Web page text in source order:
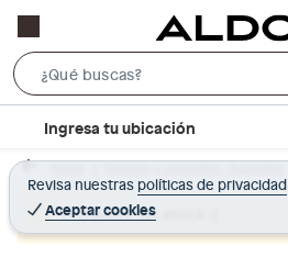
e
r
c
B
c
t
Ingresa tu ubicación
Revisa nuestras políticas de privacidad
Aceptar cookies
Home Calzado y zapatillas - Zapatillas
Producto sin stock :(